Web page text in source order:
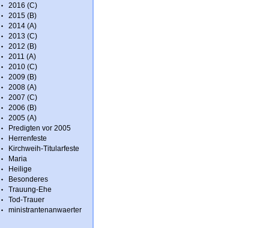
2016 (C)
2015 (B)
2014 (A)
2013 (C)
2012 (B)
2011 (A)
2010 (C)
2009 (B)
2008 (A)
2007 (C)
2006 (B)
2005 (A)
Predigten vor 2005
Herrenfeste
Kirchweih-Titularfeste
Maria
Heilige
Besonderes
Trauung-Ehe
Tod-Trauer
ministrantenanwaerter